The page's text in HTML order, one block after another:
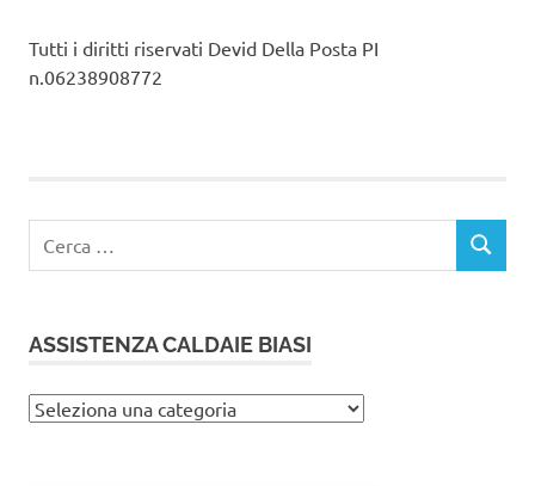
Tutti i diritti riservati Devid Della Posta PI
n.06238908772
per:
CERCA
ASSISTENZA CALDAIE BIASI
Assistenza